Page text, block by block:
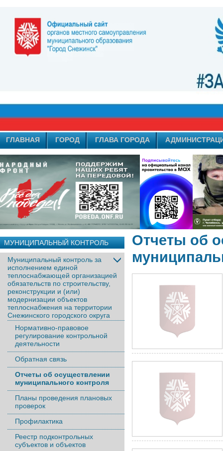
ГЛАВНАЯ ГОРОД ГЛАВА ГОРОДА
МУНИЦИПАЛЬНЫЙ КОНТРОЛЬ
Муниципальный контроль за
исполнением единой
теплоснабжающей организацией
обязательств по строительству,
реконструкции и (или)
модернизации объектов
теплоснабжения на территории
Снежинского городского округа
Нормативно-правовое
регулирование контрольной
деятельности
Обратная связь
Отчеты об осуществлении
муниципального контроля
Планы проведения плановых
проверок
Профилактика
Реестр подконтрольных
субъектов и объектов
Отчеты об